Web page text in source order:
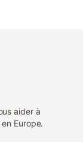
aider à
Europe.